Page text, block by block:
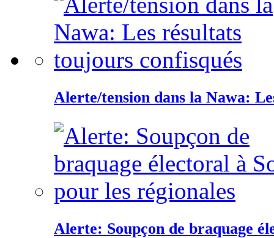
Alerte/tension dans la Nawa:
Alerte: Soupçon de braquage